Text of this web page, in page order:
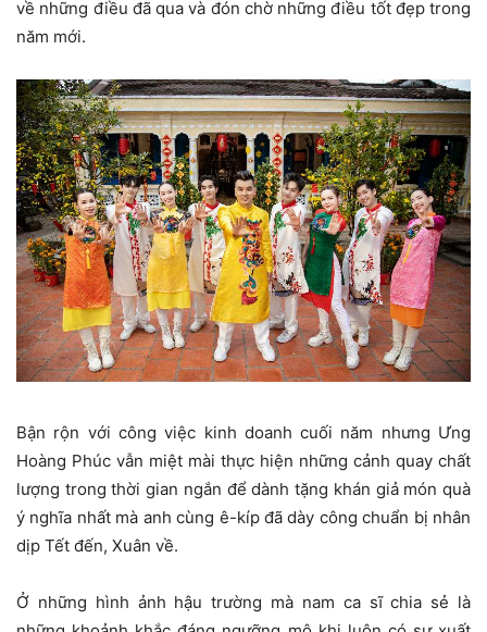
về những điều đã qua và đón chờ những điều tốt đẹp trong
năm mới.
Bận rộn với công việc kinh doanh cuối năm nhưng Ưng
Hoàng Phúc vẫn miệt mài thực hiện những cảnh quay chất
lượng trong thời gian ngắn để dành tặng khán giả món quà
ý nghĩa nhất mà anh cùng ê-kíp đã dày công chuẩn bị nhân
dịp Tết đến, Xuân về.
Ở những hình ảnh hậu trường mà nam ca sĩ chia sẻ là